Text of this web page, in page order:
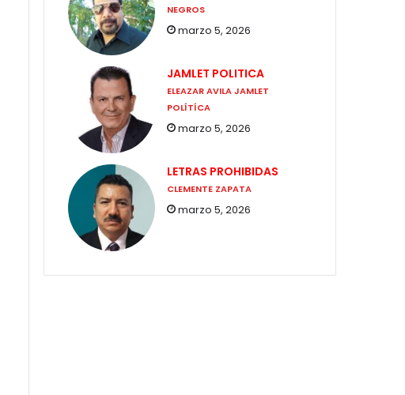
NEGROS
marzo 5, 2026
JAMLET POLITICA
ELEAZAR AVILA JAMLET
POLÍTÍCA
marzo 5, 2026
LETRAS PROHIBIDAS
CLEMENTE ZAPATA
marzo 5, 2026